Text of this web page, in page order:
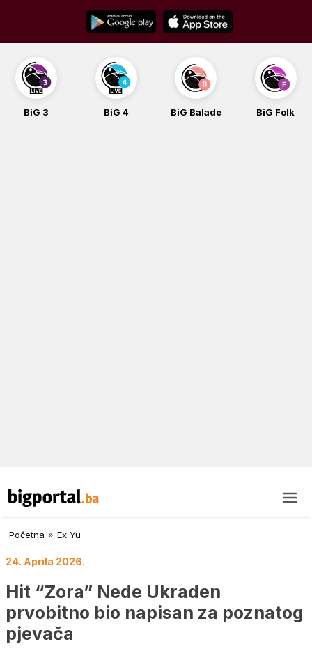
content
BiG 3 BiG 4 BiG Balade BiG Folk
Početna » Ex Yu
24. Aprila 2026.
Hit “Zora” Nede Ukraden
prvobitno bio napisan za poznatog
pjevača